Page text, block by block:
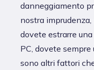
danneggiamento
nostra
dovete estrarre
PC, dovete sempre
sono altri fattori